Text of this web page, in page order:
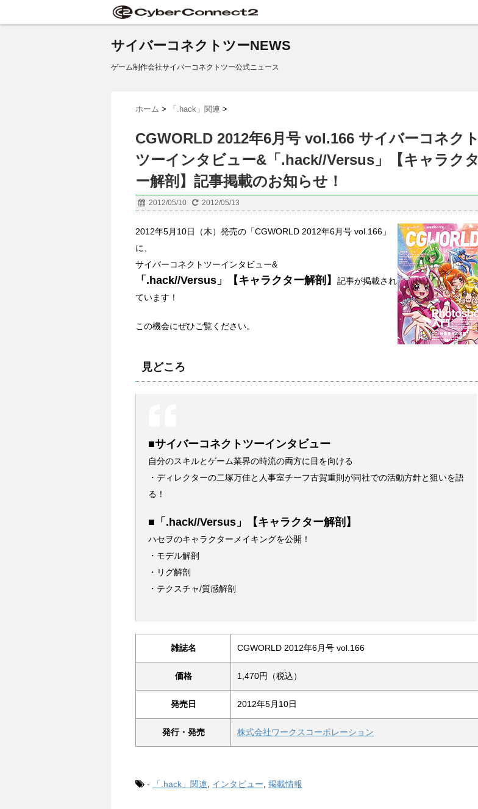
サイバーコネクトツーNEWS
ゲーム制作会社サイバーコネクトツー公式ニュース
ホーム > 「.hack」関連 >
CGWORLD 2012年6月号 vol.166 サイバーコネクト
ツーインタビュー&「.hack//Versus」【キャラクタ
ー解剖】記事掲載のお知らせ！
2012/05/10 2012/05/13
2012年5月10日（木）発売の「CGWORLD 2012年6月号 vol.166」
に、
サイバーコネクトツーインタビュー&
「.hack//Versus」【キャラクター解剖】
記事が掲載され
ています！
この機会にぜひご覧ください。
見どころ
■サイバーコネクトツーインタビュー
自分のスキルとゲーム業界の時流の両方に目を向ける
・ディレクターの二塚万佳と人事室チーフ古賀重則が同社での活動方針と狙いを語
る！
■「.hack//Versus」【キャラクター解剖】
ハセヲのキャラクターメイキングを公開！
・モデル解剖
・リグ解剖
・テクスチャ/質感解剖
雑誌名 CGWORLD 2012年6月号 vol.166
価格 1,470円（税込）
発売日 2012年5月10日
発行・発売 株式会社ワークスコーポレーション
- 「.hack」関連 インタビュー 掲載情報